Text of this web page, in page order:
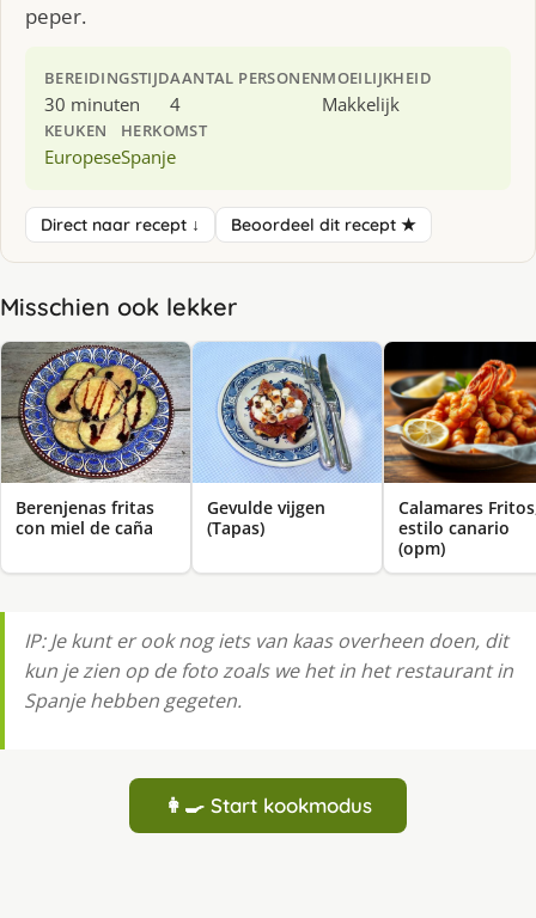
peper.
BEREIDINGSTIJD
30 minuten
AANTAL PERSONEN
4
MOEILIJKHEID
Makkelijk
KEUKEN
Europese
HERKOMST
Spanje
Direct naar recept ↓ Beoordeel dit recept ★
Misschien ook lekker
Berenjenas fritas
con miel de caña
Gevulde vijgen
(Tapas)
Calamares
estilo canario
(opm)
IP: Je kunt er ook nog iets van kaas overheen doen, dit
kun je zien op de foto zoals we het in het restaurant in
Spanje hebben gegeten.
👩‍🍳 Start kookmodus